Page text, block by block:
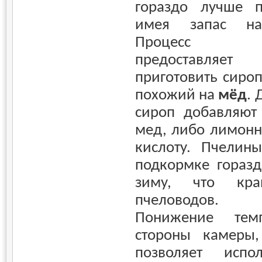
гораздо лучше
имея запас
Процесс
приготовить
похожий на мёд.
сироп
мед, либо
кислоту.
подкормке
зиму, что
пчеловодов.
Понижение
стороны
позволяет